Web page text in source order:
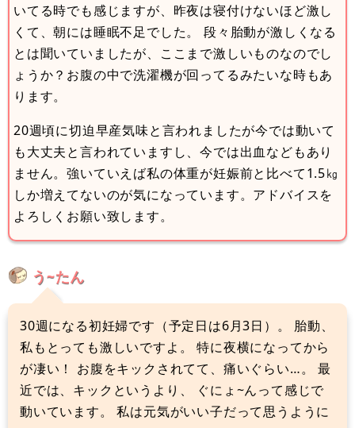
いてる時でも感じますが、昨夜は寝付けないほど激し
くて、朝には睡眠不足でした。 段々胎動が激しくなる
とは聞いていましたが、ここまで激しいものなのでし
ょうか？お腹の中で洗濯機が回ってるみたいな時もあ
ります。
20週頃に切迫早産気味と言われましたが今では動いて
も大丈夫と言われていますし、今では出血などもあり
ません。強いていえば私の体重が妊娠前と比べて1.5㎏
しか増えてないのが気になっています。アドバイスを
よろしくお願い致します。
う~たん
30週になる初妊婦です（予定日は6月3日）。 胎動、
私もとっても激しいですよ。 特に夜横になってから
が凄い！ お腹をキックされてて、痛いぐらい…。 最
近では、キックというより、 ぐにょ~んって感じで
動いています。 私は元気がいい子だって思うように